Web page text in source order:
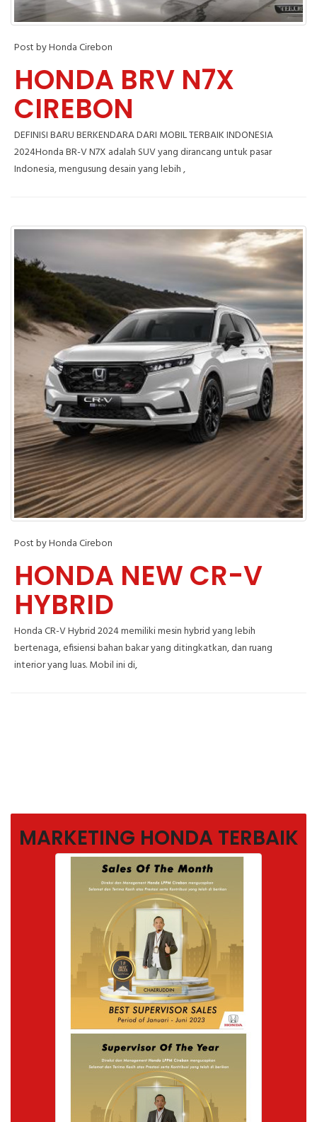
Post by Honda Cirebon
HONDA BRV N7X
CIREBON
DEFINISI BARU BERKENDARA DARI MOBIL TERBAIK INDONESIA
2024Honda BR-V N7X adalah SUV yang dirancang untuk pasar
Indonesia, mengusung desain yang lebih ,
Post by Honda Cirebon
HONDA NEW CR-V
HYBRID
Honda CR-V Hybrid 2024 memiliki mesin hybrid yang lebih
bertenaga, efisiensi bahan bakar yang ditingkatkan, dan ruang
interior yang luas. Mobil ini di,
MARKETING HONDA TERBAIK